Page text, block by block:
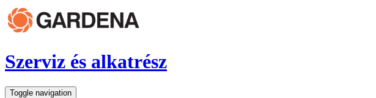
Szerviz és alkatrész
Toggle navigation